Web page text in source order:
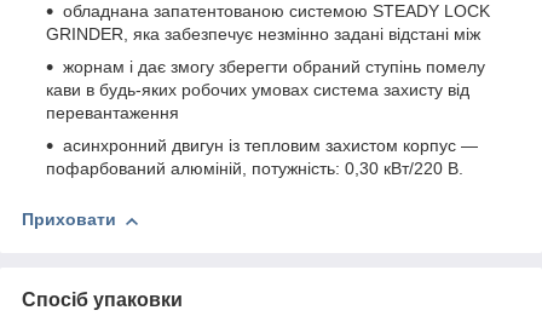
обладнана запатентованою системою STEADY LOCK
GRINDER, яка забезпечує незмінно задані відстані між
жорнам і дає змогу зберегти обраний ступінь помелу
кави в будь-яких робочих умовах система захисту від
перевантаження
асинхронний двигун із тепловим захистом корпус —
пофарбований алюміній, потужність: 0,30 кВт/220 В.
Приховати
Спосіб упаковки